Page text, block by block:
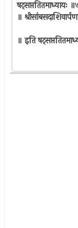
षट्‍सप्ततितमाध्यायः
॥
॥ इति